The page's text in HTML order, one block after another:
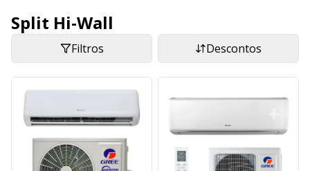
Split Hi-Wall
Filtros Descontos